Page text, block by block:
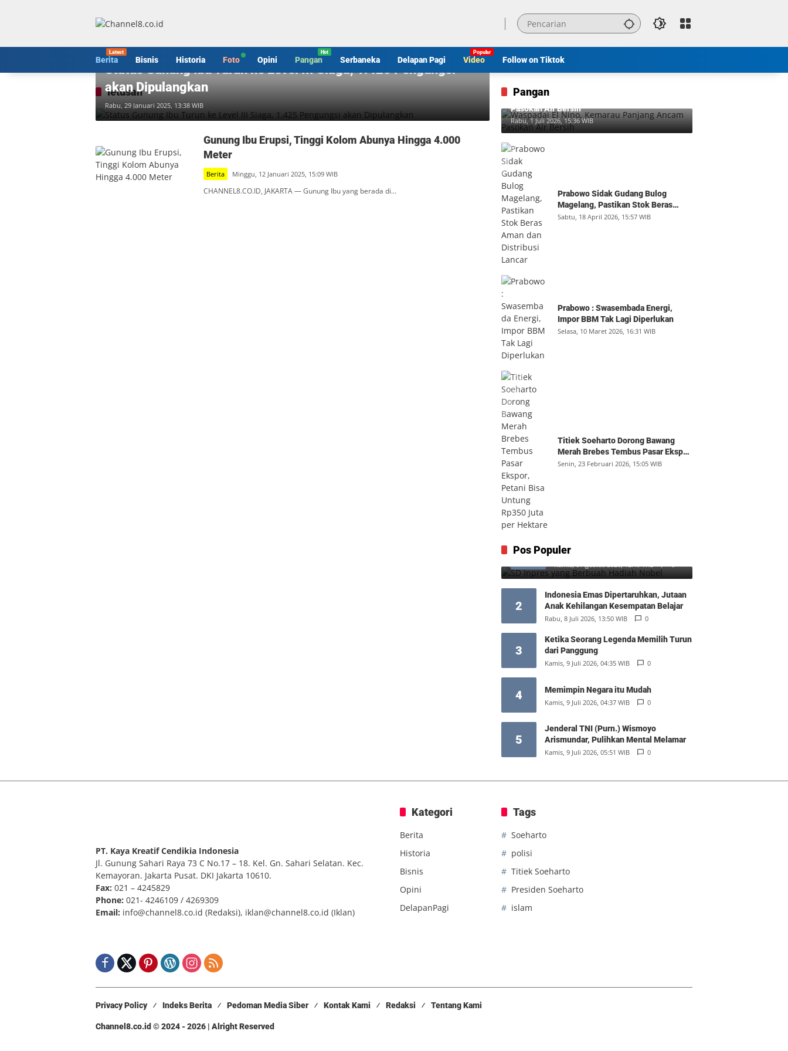
Berita Bisnis Historia Foto Opini Pangan Serbaneka Delapan Pagi Video Follow on Tiktok
letusan
Berita
Status Gunung Ibu Turun ke Level III Siaga, 1.425 Pengungsi
akan Dipulangkan
Rabu, 29 Januari 2025, 13:38 WIB
Gunung Ibu Erupsi, Tinggi Kolom Abunya Hingga 4.000
Meter
Berita Minggu, 12 Januari 2025, 15:09 WIB
CHANNEL8.CO.ID, JAKARTA — Gunung Ibu yang berada di…
Pangan
Waspadai El Nino, Kemarau Panjang Ancam
Pasokan Air Bersih
Rabu, 1 Juli 2026, 15:36 WIB
Prabowo Sidak Gudang Bulog
Magelang, Pastikan Stok Beras
Aman dan Distribusi Lancar
Sabtu, 18 April 2026, 15:57 WIB
Prabowo : Swasembada Energi,
Impor BBM Tak Lagi Diperlukan
Selasa, 10 Maret 2026, 16:31 WIB
Titiek Soeharto Dorong Bawang
Merah Brebes Tembus Pasar Ekspor,
Petani Bisa Untung Rp350 Juta per
Senin, 23 Februari 2026, 15:05 WIB
Pos Populer
1
Nobel
Kamis, 6 Agustus 2026, 12:49 WIB 0
2
Indonesia Emas Dipertaruhkan, Jutaan
Anak Kehilangan Kesempatan Belajar
Rabu, 8 Juli 2026, 13:50 WIB 0
3
Ketika Seorang Legenda Memilih Turun
dari Panggung
Kamis, 9 Juli 2026, 04:35 WIB 0
4 Memimpin Negara itu Mudah
Kamis, 9 Juli 2026, 04:37 WIB 0
5
Jenderal TNI (Purn.) Wismoyo
Arismundar, Pulihkan Mental Melamar
Kamis, 9 Juli 2026, 05:51 WIB 0
PT. Kaya Kreatif Cendikia Indonesia
Jl. Gunung Sahari Raya 73 C No.17 – 18. Kel. Gn. Sahari Selatan. Kec.
Kemayoran. Jakarta Pusat. DKI Jakarta 10610.
Fax: 021 – 4245829
Phone: 021- 4246109 / 4269309
Email: info@channel8.co.id (Redaksi), iklan@channel8.co.id (Iklan)
Kategori
Berita
Historia
Bisnis
Opini
DelapanPagi
Tags
Soeharto
polisi
Titiek Soeharto
Presiden Soeharto
islam
Privacy Policy Indeks Berita Pedoman Media Siber Kontak Kami Redaksi Tentang Kami
Channel8.co.id © 2024 - 2026 | Alright Reserved